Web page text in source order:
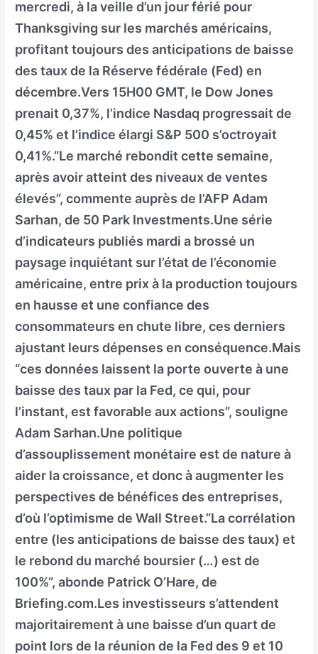
mercredi, à la veille d’un jour férié pour
Thanksgiving sur les marchés américains,
profitant toujours des anticipations de baisse
des taux de la Réserve fédérale (Fed) en
décembre.Vers 15H00 GMT, le Dow Jones
prenait 0,37%, l’indice Nasdaq progressait de
0,45% et l’indice élargi S&P 500 s’octroyait
0,41%.”Le marché rebondit cette semaine,
après avoir atteint des niveaux de ventes
élevés”, commente auprès de l’AFP Adam
Sarhan, de 50 Park Investments.Une série
d’indicateurs publiés mardi a brossé un
paysage inquiétant sur l’état de l’économie
américaine, entre prix à la production toujours
en hausse et une confiance des
consommateurs en chute libre, ces derniers
ajustant leurs dépenses en conséquence.Mais
“ces données laissent la porte ouverte à une
baisse des taux par la Fed, ce qui, pour
l’instant, est favorable aux actions”, souligne
Adam Sarhan.Une politique
d’assouplissement monétaire est de nature à
aider la croissance, et donc à augmenter les
perspectives de bénéfices des entreprises,
d’où l’optimisme de Wall Street.”La corrélation
entre (les anticipations de baisse des taux) et
le rebond du marché boursier (…) est de
100%”, abonde Patrick O’Hare, de
Briefing.com.Les investisseurs s’attendent
majoritairement à une baisse d’un quart de
point lors de la réunion de la Fed des 9 et 10